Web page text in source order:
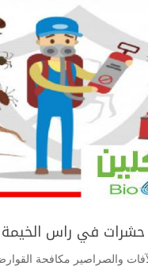
في راس الخيمة
والصراصير مكافحة